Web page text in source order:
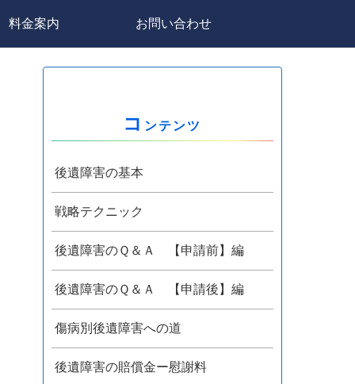
料金案内 お問い合わせ
コ ンテンツ
後遺障害の基本
戦略テクニック
後遺障害のＱ＆Ａ 【申請前】編
後遺障害のＱ＆Ａ 【申請後】編
傷病別後遺障害への道
後遺障害の賠償金ー慰謝料